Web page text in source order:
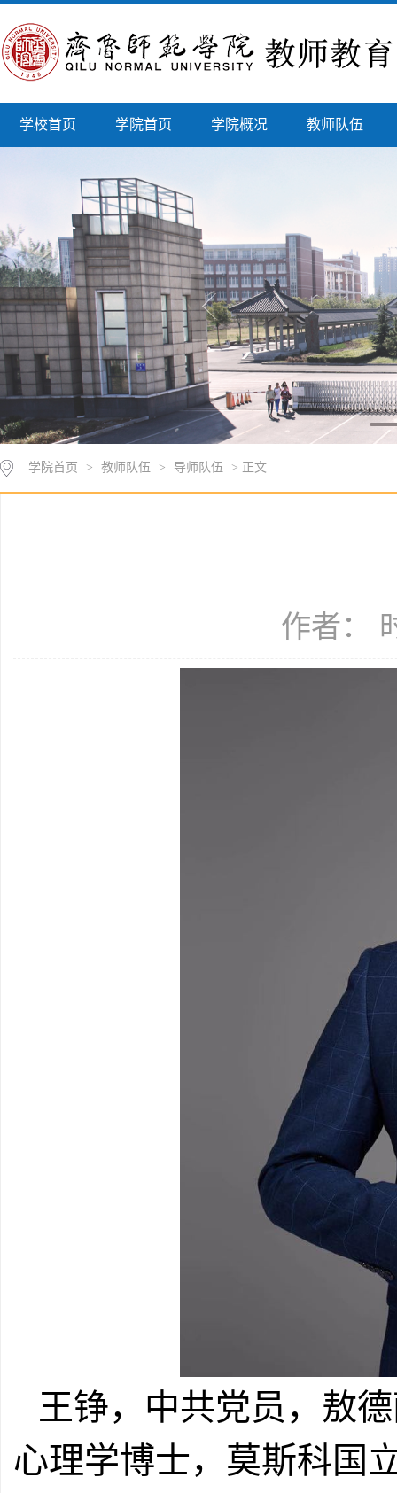
学校首页 学院首页 学院概况 教师队伍
学院首页 > 教师队伍 > 导师队伍 > 正文
作者：
王铮，中共党员，敖
心理学博士，莫斯科国